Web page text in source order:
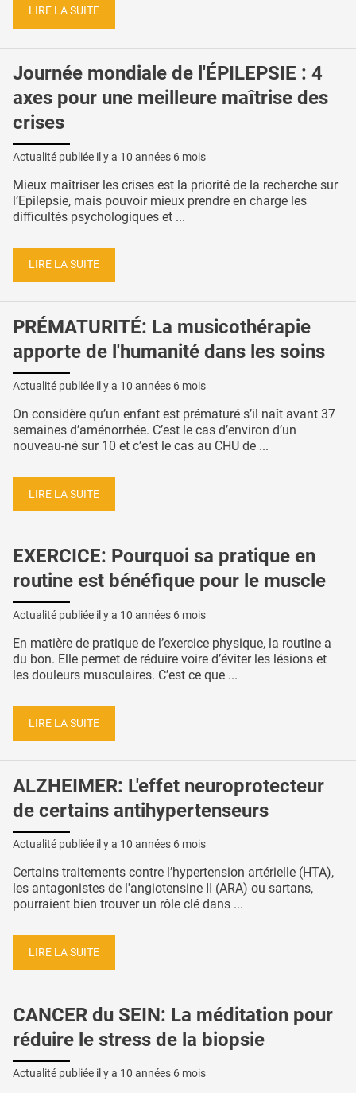
LIRE LA SUITE
Journée mondiale de l'ÉPILEPSIE : 4
axes pour une meilleure maîtrise des
crises
Actualité publiée il y a 10 années 6 mois
Mieux maîtriser les crises est la priorité de la recherche sur
l’Epilepsie, mais pouvoir mieux prendre en charge les
difficultés psychologiques et ...
LIRE LA SUITE
PRÉMATURITÉ: La musicothérapie
apporte de l'humanité dans les soins
Actualité publiée il y a 10 années 6 mois
On considère qu’un enfant est prématuré s’il naît avant 37
semaines d’aménorrhée. C’est le cas d’environ d’un
nouveau-né sur 10 et c’est le cas au CHU de ...
LIRE LA SUITE
EXERCICE: Pourquoi sa pratique en
routine est bénéfique pour le muscle
Actualité publiée il y a 10 années 6 mois
En matière de pratique de l’exercice physique, la routine a
du bon. Elle permet de réduire voire d’éviter les lésions et
les douleurs musculaires. C’est ce que ...
LIRE LA SUITE
ALZHEIMER: L'effet neuroprotecteur
de certains antihypertenseurs
Actualité publiée il y a 10 années 6 mois
Certains traitements contre l’hypertension artérielle (HTA),
les antagonistes de l'angiotensine II (ARA) ou sartans,
pourraient bien trouver un rôle clé dans ...
LIRE LA SUITE
CANCER du SEIN: La méditation pour
réduire le stress de la biopsie
Actualité publiée il y a 10 années 6 mois